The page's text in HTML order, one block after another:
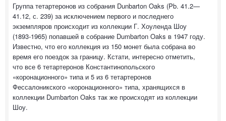
Группа тетартеронов из собрания Dunbarton Oaks (Pb. 41.2—
41.12, с. 239) за исключением первого и последнего
экземпляров происходит из коллекции Г. Хоуленда Шоу
(1893-1965) попавшей в собрание Dumbarton Oaks в 1947 году.
Известно, что его коллекция из 150 монет была собрана во
время его поездок за границу. Кстати, интересно отметить,
что все 6 тетартеронов Константинопольского
«коронационного» типа и 5 из 6 тетартеронов
Фессалоникского «коронационного» типа, хранящихся в
коллекции Dumbarton Oaks так же происходят из коллекции
Шоу.